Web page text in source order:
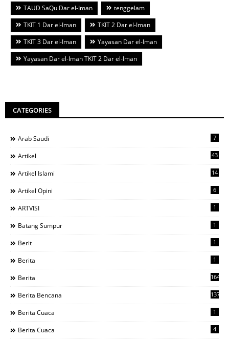
TAUD SaQu Dar el-Iman
tenggelam
TKIT 1 Dar el-Iman
TKIT 2 Dar el-Iman
TKIT 3 Dar el-Iman
Yayasan Dar el-Iman
Yayasan Dar el-Iman TKIT 2 Dar el-Iman
CATEGORIES
Arab Saudi 7
Artikel 43
Artikel Islami 14
Artikel Opini 6
ARTVISI 1
Batang Sumpur 1
Berit 1
Berita 1
Berita 1644
Berita Bencana 137
Berita Cuaca 1
Berita Cuaca 4